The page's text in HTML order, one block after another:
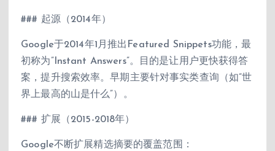
### 起源（2014年）
Google于2014年1月推出Featured Snippets功能，最
初称为”Instant Answers”。目的是让用户更快获得答
案，提升搜索效率。早期主要针对事实类查询（如”世
界上最高的山是什么”）。
### 扩展（2015-2018年）
Google不断扩展精选摘要的覆盖范围：